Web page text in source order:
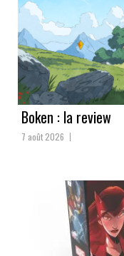
Boken : la review
7 août 2026